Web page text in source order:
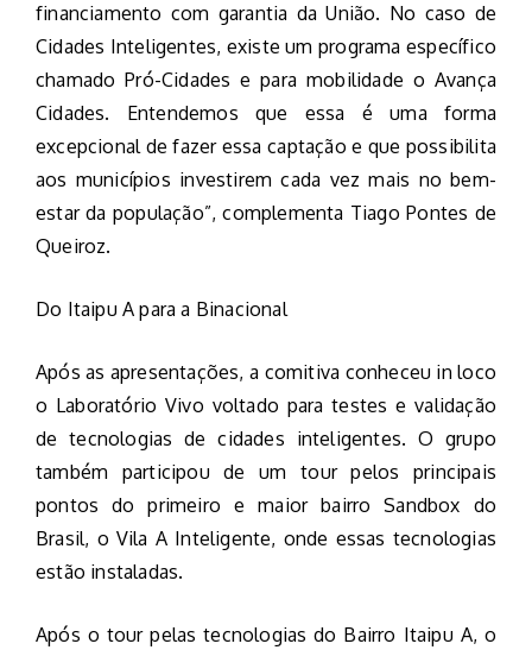
financiamento com garantia da União. No caso de
Cidades Inteligentes, existe um programa específico
chamado Pró-Cidades e para mobilidade o Avança
Cidades. Entendemos que essa é uma forma
excepcional de fazer essa captação e que possibilita
aos municípios investirem cada vez mais no bem-
estar da população”, complementa Tiago Pontes de
Queiroz.
Do Itaipu A para a Binacional
Após as apresentações, a comitiva conheceu in loco
o Laboratório Vivo voltado para testes e validação
de tecnologias de cidades inteligentes. O grupo
também participou de um tour pelos principais
pontos do primeiro e maior bairro Sandbox do
Brasil, o Vila A Inteligente, onde essas tecnologias
estão instaladas.
Após o tour pelas tecnologias do Bairro Itaipu A, o